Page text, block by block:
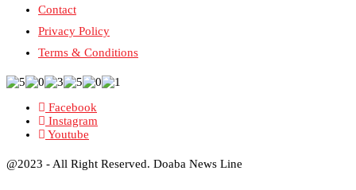
Contact
Privacy Policy
Terms & Conditions
Facebook
Instagram
Youtube
@2023 - All Right Reserved. Doaba News Line